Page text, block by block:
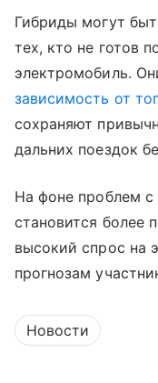
Гибриды могут
тех, кто не готов
электромобиль.
зависимость от
сохраняют
дальних поездок
На фоне проблем
становится более
высокий спрос на
прогнозам
Новости